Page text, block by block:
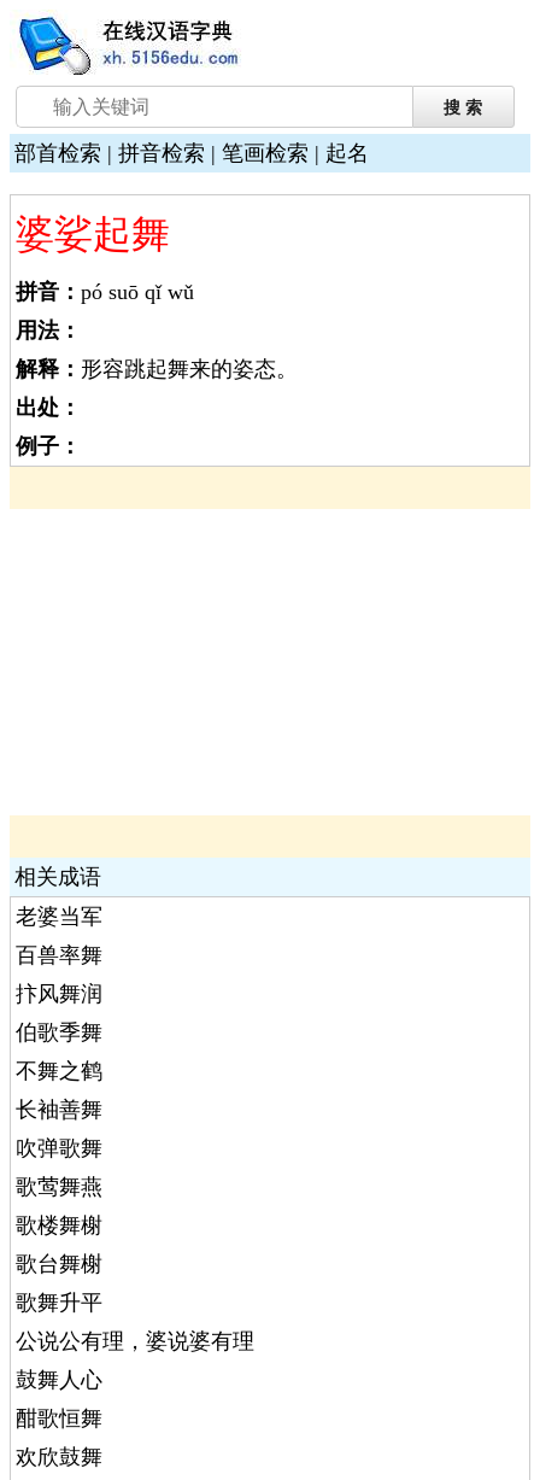
部首检索 | 拼音检索 | 笔画检索 | 起名
婆娑起舞
拼音： pó suō qǐ wǔ
用法：
解释： 形容跳起舞来的姿态。
出处：
例子：
相关成语
老婆当军
百兽率舞
抃风舞润
伯歌季舞
不舞之鹤
长袖善舞
吹弹歌舞
歌莺舞燕
歌楼舞榭
歌台舞榭
歌舞升平
公说公有理，婆说婆有理
鼓舞人心
酣歌恒舞
欢欣鼓舞